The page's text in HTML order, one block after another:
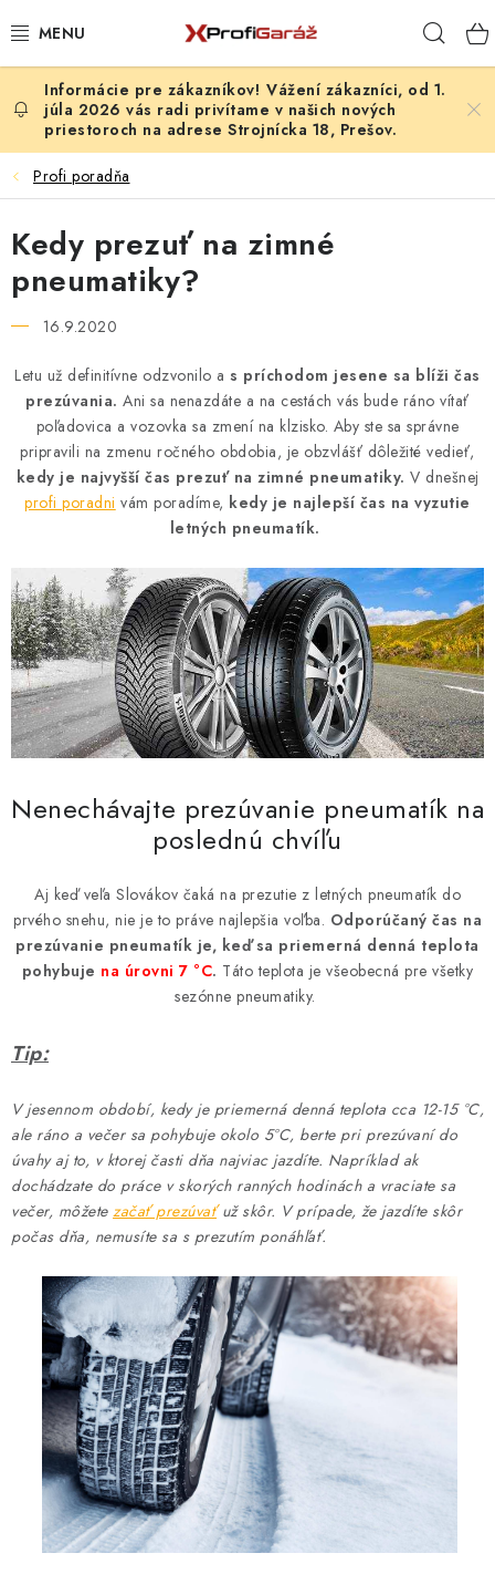
na
REALIZÁCIE & RIEŠENIA
AKCIE A NOVINKY
NÁRADIE PODĽA TYPU OPRAVY
VYBAVENIE DIELNE
NÁRADIE
ČISTENIE A UMÝVANIE
PROFI PORADŇA
AUTODOPLNKY
KRYCIE PLACHTY - CELTY
BALENIE A EXPEDÍCIA
Ochrana osobných údajov
Licenčné zmluvy k fotografiám
Osobné vyzdvihnutie v Prešove
Doplnkové služby Profigaráž.sk
Newsletter z Profigaráž.sk
Darček k objednávke
Nákup na splátky Quatro - Profigaráž.sk
Kalkulačka Quatro
Vážení zákazníci, od 1.
júla 2026 vás radi privítame v našich nových
priestoroch na adrese Strojnícka 18, Prešov.
Profi poradňa
Kedy prezuť na zimné
pneumatiky?
16.9.2020
Letu už definitívne odzvonilo as príchodom jesene sa blíži čas
prezúvania. Ani sa nenazdáte a na cestách vás bude ráno vítať
poľadovica a vozovka sa zmení na klzisko. Aby ste sa správne
pripravili na zmenu ročného obdobia, je obzvlášť dôležité vedieť,
kedy je najvyšší čas prezuť na zimné pneumatiky. V dnešnej
profi poradni vám poradíme, kedy je najlepší čas na vyzutie
letných pneumatík.
Nenechávajte prezúvanie pneumatík na
poslednú chvíľu
Aj keď veľa Slovákov čaká na prezutie z letných pneumatík do
prvého snehu, nie je to práve najlepšia voľba. Odporúčaný čas na
prezúvanie pneumatík je, keď sa priemerná denná teplota
pohybuje na úrovni7 °C. Táto teplota je všeobecná pre všetky
sezónne pneumatiky.
Tip:
V jesennom období, kedy je priemerná denná teplota cca 12-15 °C,
ale ráno a večer sa pohybuje okolo 5°C, berte pri prezúvaní do
úvahy aj to, v ktorej časti dňa najviac jazdíte. Napríklad ak
dochádzate do práce v skorých ranných hodinách a vraciate sa
večer, môžete začať prezúvaťuž skôr. V prípade, že jazdíte skôr
počas dňa, nemusíte sa s prezutím ponáhľať.